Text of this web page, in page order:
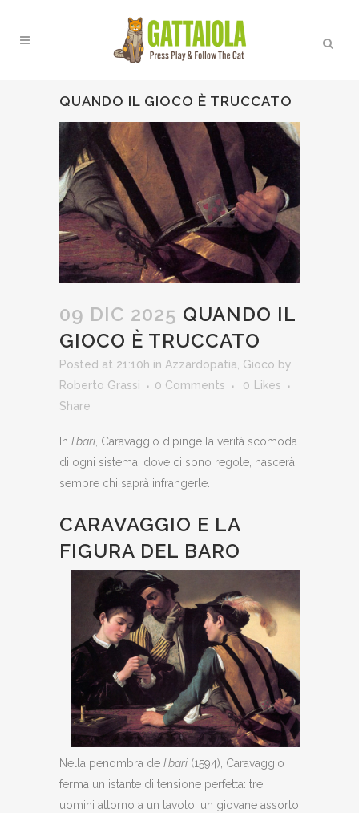
QUANDO IL GIOCO È TRUCCATO
09 DIC 2025 QUANDO IL
GIOCO È TRUCCATO
Posted at 21:10h in Azzardopatia Gioco by
Roberto Grassi
0 Comments 0
Likes
Share
In I bari , Caravaggio dipinge la verità scomoda
di ogni sistema: dove ci sono regole, nascerà
sempre chi saprà infrangerle.
CARAVAGGIO E LA
FIGURA DEL BARO
Nella penombra de I bari (1594), Caravaggio
ferma un istante di tensione perfetta: tre
uomini attorno a un tavolo, un giovane assorto